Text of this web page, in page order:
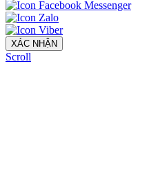
XÁC NHẬN
Scroll